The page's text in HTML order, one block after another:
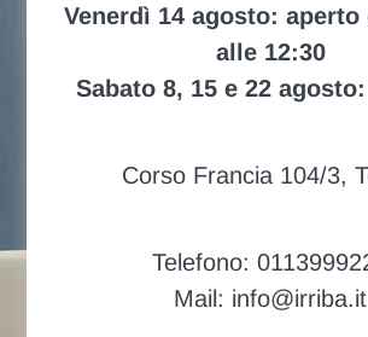
Venerdì 14 agosto: aperto
alle 12:30
Sabato 8, 15 e 22 agosto:
Corso Francia 104/3,
Telefono:
Mail: info@irriba.it